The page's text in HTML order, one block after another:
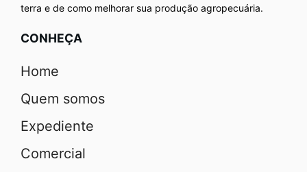
terra e de como melhorar sua produção agropecuária.
CONHEÇA
Home
Quem somos
Expediente
Comercial